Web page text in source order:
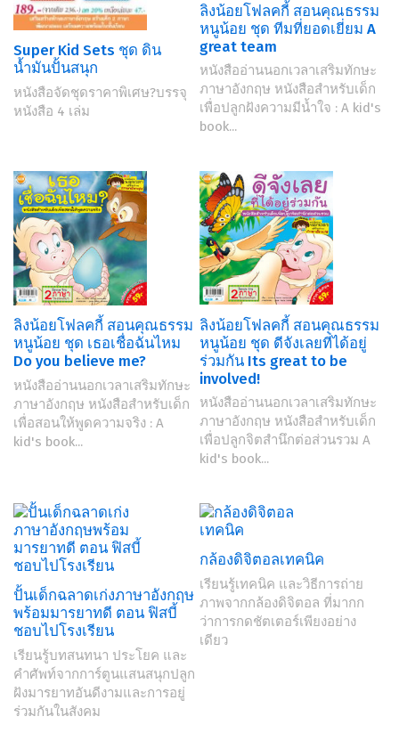
Super Kid Sets ชุด ดิน
น้ำมันปั้นสนุก
หนังสือจัดชุดราคาพิเศษ?บรรจุ
หนังสือ 4 เล่ม
ลิงน้อยโฟลคกี้ สอนคุณธรรม
หนูน้อย ชุด ทีมที่ยอดเยี่ยม A
great team
หนังสืออ่านนอกเวลาเสริมทักษะ
ภาษาอังกฤษ หนังสือสำหรับเด็ก
เพื่อปลูกฝังความมีน้ำใจ : A kid's
book...
ลิงน้อยโฟลคกี้ สอนคุณธรรม
หนูน้อย ชุด เธอเชื่อฉันไหม
Do you believe me?
หนังสืออ่านนอกเวลาเสริมทักษะ
ภาษาอังกฤษ หนังสือสำหรับเด็ก
เพื่อสอนให้พูดความจริง : A
kid's book...
ลิงน้อยโฟลคกี้ สอนคุณธรรม
หนูน้อย ชุด ดีจังเลยที่ได้อยู่
ร่วมกัน Its great to be
involved!
หนังสืออ่านนอกเวลาเสริมทักษะ
ภาษาอังกฤษ หนังสือสำหรับเด็ก
เพื่อปลูกจิตสำนึกต่อส่วนรวม A
kid's book...
ปั้นเด็กฉลาดเก่งภาษาอังกฤษ
พร้อมมารยาทดี ตอน ฟิสบี้
ชอบไปโรงเรียน
เรียนรู้บทสนทนา ประโยค และ
คำศัพท์จากการ์ตูนแสนสนุกปลูก
ฝังมารยาทอันดีงามและการอยู่
ร่วมกันในสังคม
กล้องดิจิตอลเทคนิค
เรียนรู้เทคนิค และวิธีการถ่าย
ภาพจากกล้องดิจิตอล ที่มากก
ว่าการกดชัตเตอร์เพียงอย่าง
เดียว